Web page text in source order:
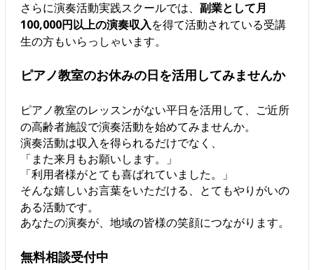
さらに演奏活動実践スクールでは、 副業として月
100,000円以上の演奏収入を得て活動されている受講
生の方もいらっしゃいます。
ピアノ教室のお休みの日を活用してみませんか
ピアノ教室のレッスンがない平日を活用して、ご近所
の高齢者施設で演奏活動を始めてみませんか。
演奏活動は収入を得られるだけでなく、
「また来月もお願いします。」
「利用者様がとても喜ばれていました。」
そんな嬉しいお言葉をいただける、とてもやりがいの
ある活動です。
あなたの演奏が、地域の皆様の笑顔につながります。
無料相談受付中